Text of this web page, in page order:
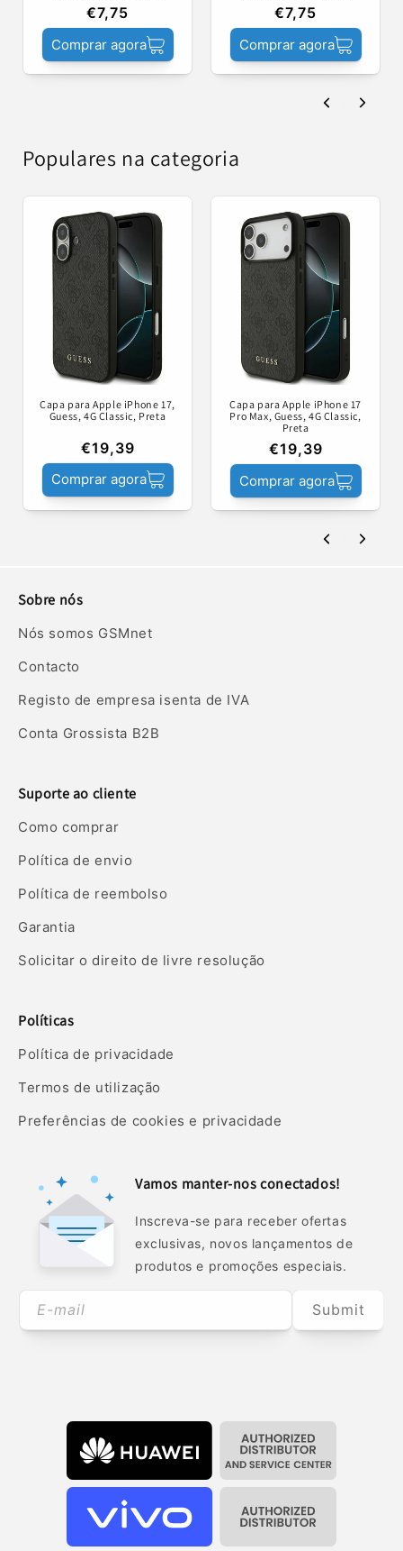
€7,75
Comprar agora
€7,75
Comprar agora
Populares na categoria
Capa para Apple iPhone 17,
Guess, 4G Classic, Preta
€19,39
Comprar agora
Capa para Apple iPhone 17
Pro Max, Guess, 4G Classic,
Preta
€19,39
Comprar agora
Sobre nós
Nós somos GSMnet
Contacto
Registo de empresa isenta de IVA
Conta Grossista B2B
Suporte ao cliente
Como comprar
Política de envio
Política de reembolso
Garantia
Solicitar o direito de livre resolução
Políticas
Política de privacidade
Termos de utilização
Preferências de cookies e privacidade
Vamos manter-nos conectados!
Inscreva-se para receber ofertas
exclusivas, novos lançamentos de
produtos e promoções especiais.
E-mail Submit